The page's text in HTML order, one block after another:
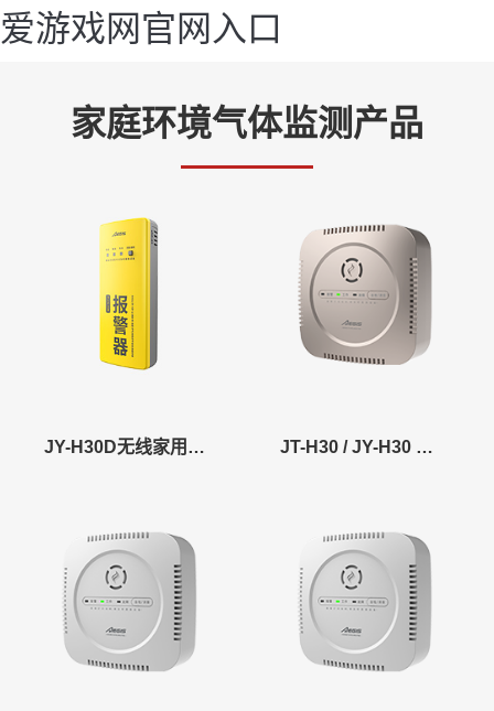
爱游戏网官网入口
家庭环境气体监测产品
JY-H30D无线家用可燃气体探测器 JT-H30 / JY-H30 红外家用可燃气体探测器